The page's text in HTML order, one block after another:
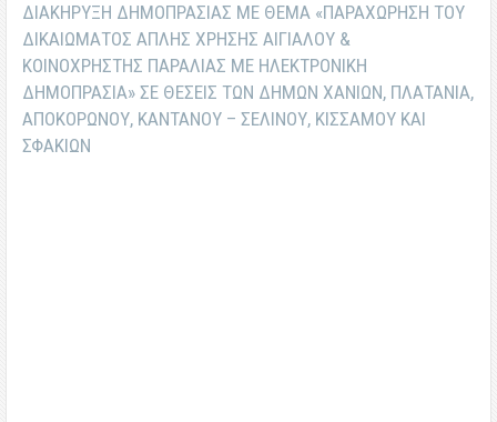
ΔΙΑΚΗΡΥΞΗ ΔΗΜΟΠΡΑΣΙΑΣ ΜΕ ΘΕΜΑ «ΠΑΡΑΧΩΡΗΣΗ ΤΟΥ
ΔΙΚΑΙΩΜΑΤΟΣ ΑΠΛΗΣ ΧΡΗΣΗΣ ΑΙΓΙΑΛΟΥ &
ΚΟΙΝΟΧΡΗΣΤΗΣ ΠΑΡΑΛΙΑΣ ΜΕ ΗΛΕΚΤΡΟΝΙΚΗ
ΔΗΜΟΠΡΑΣΙΑ» ΣΕ ΘΕΣΕΙΣ ΤΩΝ ΔΗΜΩΝ ΧΑΝΙΩΝ, ΠΛΑΤΑΝΙΑ,
ΑΠΟΚΟΡΩΝΟΥ, ΚΑΝΤΑΝΟΥ – ΣΕΛΙΝΟΥ, ΚΙΣΣΑΜΟΥ ΚΑΙ
ΣΦΑΚΙΩΝ